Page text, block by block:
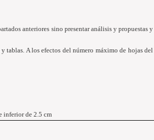
anteriores sino presentar análisis y propuestas y
tablas. A los efectos del número máximo de hojas del
inferior de2.5 cm